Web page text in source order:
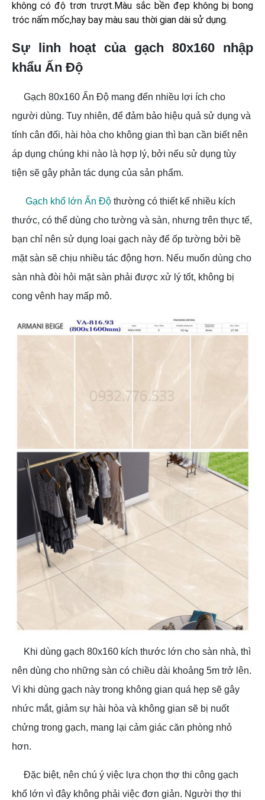
không có độ trơn trượt.Màu sắc bền đẹp không bị bong
tróc nấm mốc,hay bay màu sau thời gian dài sử dụng.
Sự linh hoạt của gạch 80x160 nhập
khẩu Ấn Độ
Gạch 80x160 Ấn Độ mang đến nhiều lợi ích cho
người dùng. Tuy nhiên, để đảm bảo hiệu quả sử dụng và
tính cân đối, hài hòa cho không gian thì bạn cần biết nên
áp dụng chúng khi nào là hợp lý, bởi nếu sử dụng tùy
tiện sẽ gây phản tác dụng của sản phẩm.
Gạch khổ lớn Ấn Độ thường có thiết kế nhiều kích
thước, có thể dùng cho tường và sàn, nhưng trên thực tế,
bạn chỉ nên sử dụng loại gạch này để ốp tường bởi bề
mặt sàn sẽ chịu nhiều tác động hơn. Nếu muốn dùng cho
sàn nhà đòi hỏi mặt sàn phải được xử lý tốt, không bị
cong vênh hay mấp mô.
Khi dùng gạch 80x160 kích thước lớn cho sàn nhà, thì
nên dùng cho những sàn có chiều dài khoảng 5m trở lên.
Vì khi dùng gạch này trong không gian quá hẹp sẽ gây
nhức mắt, giảm sự hài hòa và không gian sẽ bị nuốt
chửng trong gạch, mang lại cảm giác căn phòng nhỏ
hơn.
Đặc biệt, nên chú ý việc lựa chọn thợ thi công gạch
khổ lớn vì đây không phải việc đơn giản. Người thợ thi